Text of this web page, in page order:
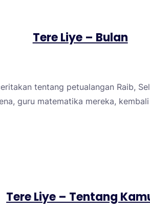
Tere Liye – Bulan
tentang petualangan Raib,
guru matematika mereka, kembali
Tere Liye – Tentang